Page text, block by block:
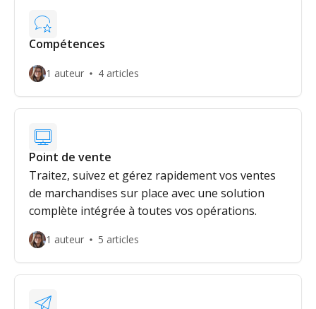
Compétences
1 auteur 4 articles
Point de vente
Traitez, suivez et gérez rapidement vos ventes
de marchandises sur place avec une solution
complète intégrée à toutes vos opérations.
1 auteur 5 articles